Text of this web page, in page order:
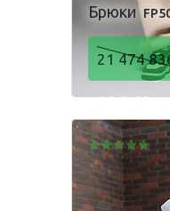
Брюки
21 474
836,48Р